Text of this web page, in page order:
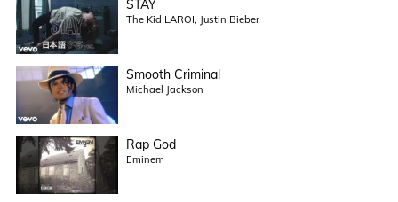
STAY
The Kid LAROI, Justin Bieber
Smooth Criminal
Michael Jackson
Rap God
Eminem